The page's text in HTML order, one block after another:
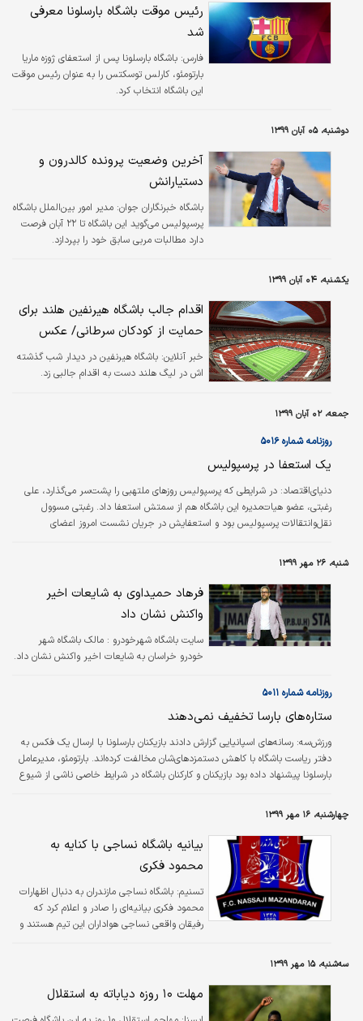
رئیس موقت باشگاه بارسلونا معرفی
شد
فارس: باشگاه بارسلونا پس از استعفای ژوزه ماریا
بارتومئو، کارلس توسکتس را به عنوان رئیس موقت
این باشگاه انتخاب کرد.
دوشنبه، ۰۵ آبان ۱۳۹۹
آخرین وضعیت پرونده کالدرون و
دستیارانش
باشگاه خبرنگاران جوان: مدیر امور بین‌الملل باشگاه
پرسپولیس می‌گوید این‌ باشگاه تا ۲۲ آبان فرصت
دارد مطالبات مربی سابق خود را بپردازد.
یکشنبه، ۰۴ آبان ۱۳۹۹
اقدام جالب باشگاه هیرنفین هلند برای
حمایت از کودکان سرطانی/ عکس
خبر آنلاین: باشگاه هیرنفین در دیدار شب گذشته
اش در لیگ هلند دست به اقدام جالبی زد.
جمعه، ۰۲ آبان ۱۳۹۹
روزنامه شماره ۵۰۱۶
یک استعفا در پرسپولیس
دنیای‌اقتصاد: در شرایطی که پرسپولیس روزهای ملتهبی را پشت‌سر می‌گذارد، علی
رغبتی، عضو هیات‌مدیره این باشگاه هم از سمتش استعفا داد. رغبتی مسوول
نقل‌وانتقالات پرسپولیس بود و استعفایش در جریان نشست امروز اعضای
دیروز ۸۵ هزار دلار دیگر از مطالبات برانکو را به حساب او واریز کردند تا طلب
سرمربی پیشین باشگاه در آستانه تسویه کامل قرار بگیرد.
شنبه، ۲۶ مهر ۱۳۹۹
فرهاد حمیداوی به شایعات اخیر
واکنش نشان داد
سایت باشگاه شهرخودرو : مالک باشگاه شهر
خودرو خراسان به شایعات اخیر واکنش نشان داد.
روزنامه شماره ۵۰۱۱
ستاره‌های بارسا تخفیف نمی‌دهند
ورزش‌سه: رسانه‌های اسپانیایی گزارش دادند بازیکنان بارسلونا با ارسال یک فکس به
دفتر ریاست باشگاه با کاهش دستمزدهای‌شان مخالفت کرده‌اند. بارتومئو، مدیرعامل
بارسلونا پیشنهاد داده بود بازیکنان و کارکنان باشگاه در شرایط خاصی ناشی از شیوع
بارسا یکی از معدود باشگاه‌های جهان است که بازیکنانش با کاهش دستمزد موافق
نیست؛ آنچه با عدم محبوبیت بارتومئو در ارتباط است.
چهارشنبه، ۱۶ مهر ۱۳۹۹
بیانیه باشگاه نساجی با کنایه به
محمود فکری
تسنیم: باشگاه نساجی مازندران به دنبال اظهارات
محمود فکری بیانیه‌ای را صادر و اعلام کرد که
رفیقان واقعی نساجی هواداران این تیم هستند و
سه‌شنبه، ۱۵ مهر ۱۳۹۹
مهلت ۱۰ روزه دیاباته به استقلال